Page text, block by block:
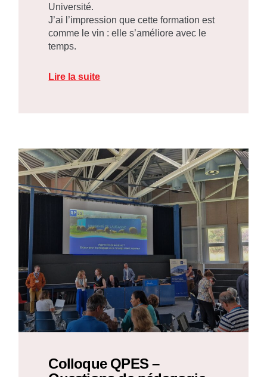
Université.
J’ai l’impression que cette formation est
comme le vin : elle s’améliore avec le
temps.
Lire la suite
Colloque QPES –